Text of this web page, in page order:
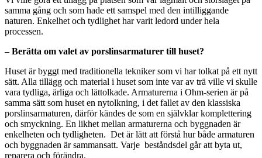
samma gång och som hade ett samspel med den intilliggande
naturen. Enkelhet och tydlighet har varit ledord under hela
processen.
– Berätta om valet av porslinsarmaturer till huset?
Huset är byggt med traditionella tekniker som vi har tolkat på ett nytt
sätt. Alla tillägg och material i huset som inte var av trä ville vi skulle
vara tydliga, ärliga och lättolkade. Armaturerna i Ohm-serien är på
samma sätt som huset en nytolkning, i det fallet av den klassiska
porslinsarmaturen, därför kändes de som en självklar komplettering
och smyckning. En likhet mellan armaturerna och byggnaden är
enkelheten och tydligheten. Det är lätt att förstå hur både armaturen
och byggnaden är sammansatt. Varje beståndsdel går att byta ut,
reparera och förändra.